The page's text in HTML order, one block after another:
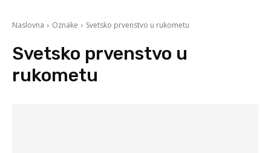
Naslovna Oznake Svetsko prvenstvo u rukometu
Svetsko prvenstvo u
rukometu